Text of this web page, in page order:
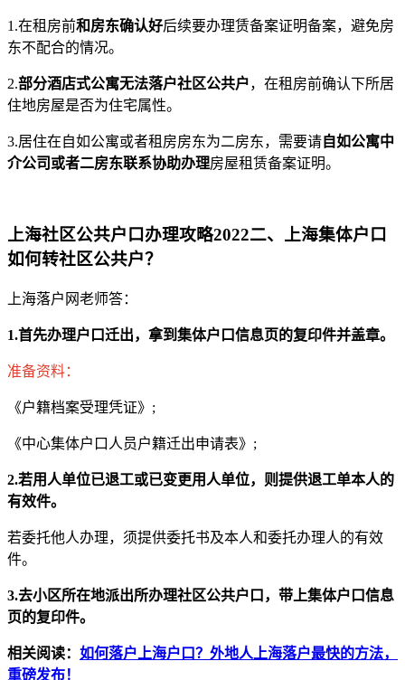
1.在租房前和房东确认好后续要办理赁备案证明备案，避免房
东不配合的情况。
2.部分酒店式公寓无法落户社区公共户，在租房前确认下所居
住地房屋是否为住宅属性。
3.居住在自如公寓或者租房房东为二房东，需要请自如公寓中
介公司或者二房东联系协助办理房屋租赁备案证明。
上海社区公共户口办理攻略2022二、上海集体户口
如何转社区公共户？
上海落户网老师答：
1.首先办理户口迁出，拿到集体户口信息页的复印件并盖章。
准备资料：
《户籍档案受理凭证》;
《中心集体户口人员户籍迁出申请表》;
2.若用人单位已退工或已变更用人单位，则提供退工单本人的
有效件。
若委托他人办理，须提供委托书及本人和委托办理人的有效
件。
3.去小区所在地派出所办理社区公共户口，带上集体户口信息
页的复印件。
相关阅读： 如何落户上海户口？外地人上海落户最快的方法，
重磅发布！